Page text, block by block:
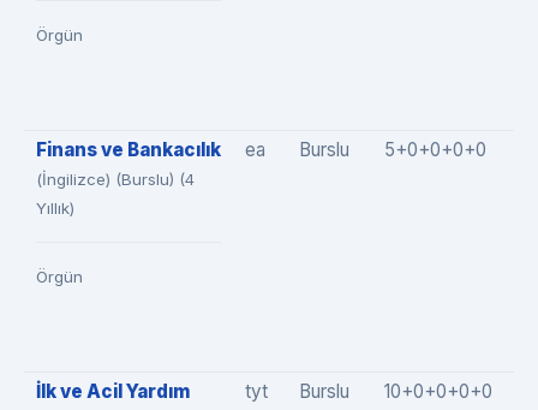
Örgün
Finans ve Bankacılık
(İngilizce) (Burslu) (4
Yıllık)
Örgün
ea Burslu 5+0+0+0+0
İlk ve Acil Yardım tyt Burslu 10+0+0+0+0